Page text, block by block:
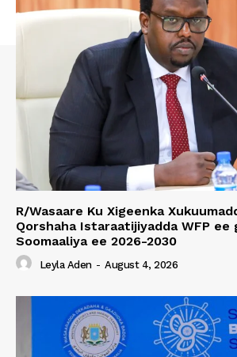
R/Wasaare Ku Xigeenka
Qorshaha Istaraatijiyadda WFP ee
Soomaaliya ee 2026-2030
Leyla Aden - August 4, 2026